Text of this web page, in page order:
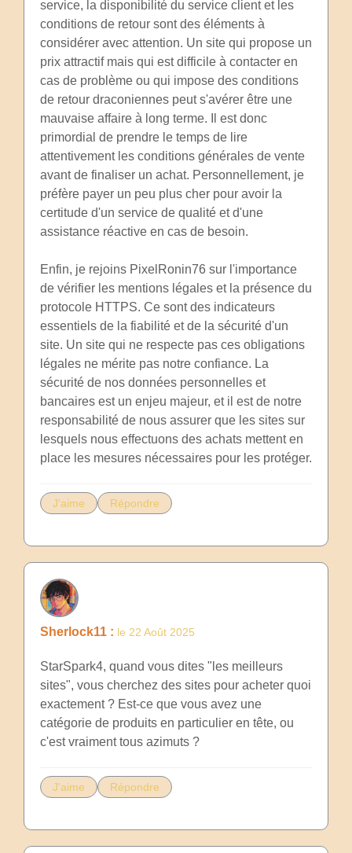
service, la disponibilité du service client et les
conditions de retour sont des éléments à
considérer avec attention. Un site qui propose un
prix attractif mais qui est difficile à contacter en
cas de problème ou qui impose des conditions
de retour draconiennes peut s'avérer être une
mauvaise affaire à long terme. Il est donc
primordial de prendre le temps de lire
attentivement les conditions générales de vente
avant de finaliser un achat. Personnellement, je
préfère payer un peu plus cher pour avoir la
certitude d'un service de qualité et d'une
assistance réactive en cas de besoin.
Enfin, je rejoins PixelRonin76 sur l'importance
de vérifier les mentions légales et la présence du
protocole HTTPS. Ce sont des indicateurs
essentiels de la fiabilité et de la sécurité d'un
site. Un site qui ne respecte pas ces obligations
légales ne mérite pas notre confiance. La
sécurité de nos données personnelles et
bancaires est un enjeu majeur, et il est de notre
responsabilité de nous assurer que les sites sur
lesquels nous effectuons des achats mettent en
place les mesures nécessaires pour les protéger.
J'aime Répondre
Sherlock11 : le 22 Août 2025
StarSpark4, quand vous dites "les meilleurs
sites", vous cherchez des sites pour acheter quoi
exactement ? Est-ce que vous avez une
catégorie de produits en particulier en tête, ou
c'est vraiment tous azimuts ?
J'aime Répondre